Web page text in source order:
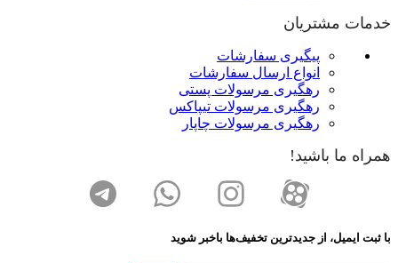
خدمات مشتریان
پیگیری سفارشات
انواع ارسال سفارشات
رهگیری مرسولات پستی
رهگیری مرسولات تیپاکس
رهگیری مرسولات چاپار
همراه ما باشید!
با ثبت ایمیل، از جدید‌ترین تخفیف‌ها با‌خبر شوید